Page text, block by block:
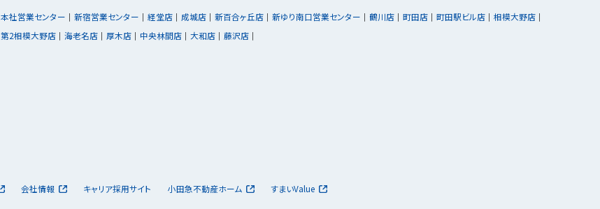
本社営業センター 新宿営業センター 経堂店 成城店 新百合ヶ丘店 新ゆり南口営業センター 鶴川店 町田店 町田駅ビル店
相模大野店
第2相模大野店
海老名店 厚木店 中央林間店 大和店 藤沢店
会社情報 キャリア採用サイト 小田急不動産ホーム すまいValue